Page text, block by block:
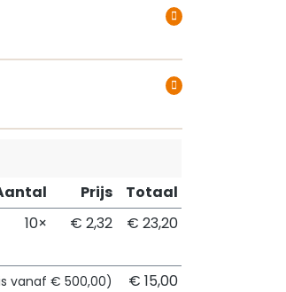
Prijs
Totaal
10× € 2,32 € 23,20
vanaf € 500,00)
€ 15,00